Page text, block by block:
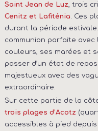
Saint Jean de Luz, trois
Cenitz et Lafiténia. Ces
durant la période
communion parfaite
couleurs, ses marées et
passer d’un état de
majestueux avec des
extraordinaire.
Sur cette partie de la
trois plages d’Acotz
accessibles à pied